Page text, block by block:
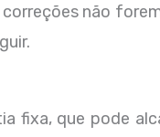
não
fixa, que pode